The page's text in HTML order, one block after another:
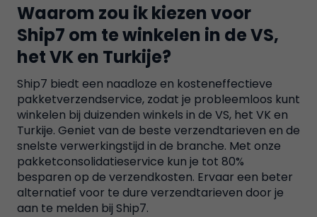
Waarom zou ik kiezen voor
Ship7 om te winkelen in de VS,
het VK en Turkije?
Ship7 biedt een naadloze en kosteneffectieve
pakketverzendservice, zodat je probleemloos kunt
winkelen bij duizenden winkels in de VS, het VK en
Turkije. Geniet van de beste verzendtarieven en de
snelste verwerkingstijd in de branche. Met onze
pakketconsolidatieservice kun je tot 80%
besparen op de verzendkosten. Ervaar een beter
alternatief voor te dure verzendtarieven door je
aan te melden bij Ship7.